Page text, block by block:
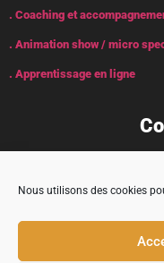
Nous utilisons des cookies
. Coaching et
. Animation show / micro
. Apprentissage en ligne
Adresse : 5 rue